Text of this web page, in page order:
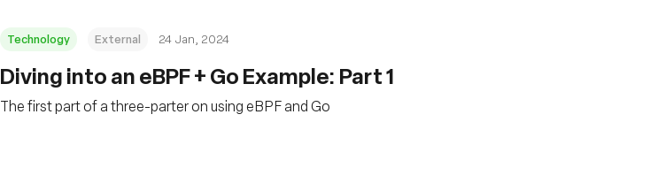
Technology External 24 Jan, 2024
Diving into an eBPF + Go Example: Part 1
The first part of a three-parter on using eBPF and Go